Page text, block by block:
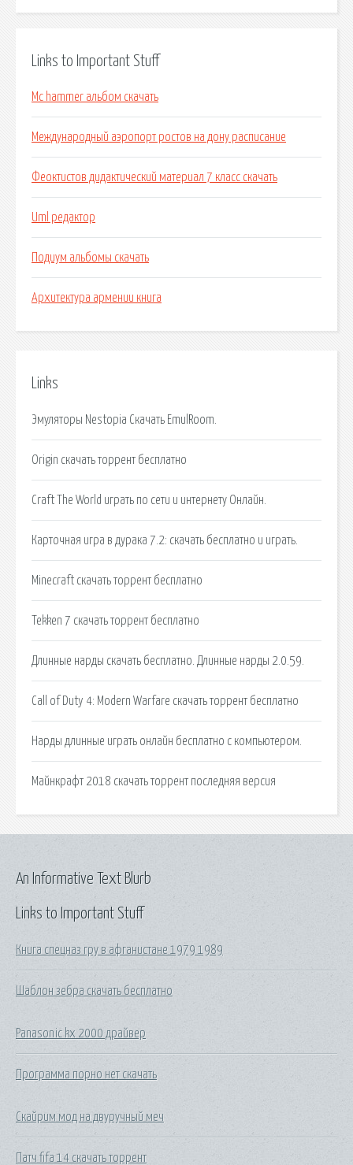
Links to Important Stuff
Mc hammer альбом скачать
Международный аэропорт ростов на дону расписание
Феоктистов дидактический материал 7 класс скачать
Uml редактор
Подиум альбомы скачать
Архитектура армении книга
Links
Эмуляторы Nestopia Скачать EmulRoom.
Origin скачать торрент бесплатно
Craft The World играть по сети и интернету Онлайн.
Карточная игра в дурака 7.2: скачать бесплатно и играть.
Minecraft скачать торрент бесплатно
Tekken 7 скачать торрент бесплатно
Длинные нарды cкачать бесплатно. Длинные нарды 2.0.59.
Call of Duty 4: Modern Warfare скачать торрент бесплатно
Нарды длинные играть онлайн бесплатно с компьютером.
Майнкрафт 2018 скачать торрент последняя версия
Links to Important Stuff
Книга спецназ гру в афганистане 1979 1989
Шаблон зебра скачать бесплатно
Panasonic kx 2000 драйвер
Программа порно нет скачать
Скайрим мод на двуручный меч
Патч fifa 14 скачать торрент
An Informative Text Blurb